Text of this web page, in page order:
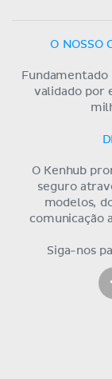
O NOSSO
validado por
O Kenhub
seguro
modelos,
comunicação
Siga-nos